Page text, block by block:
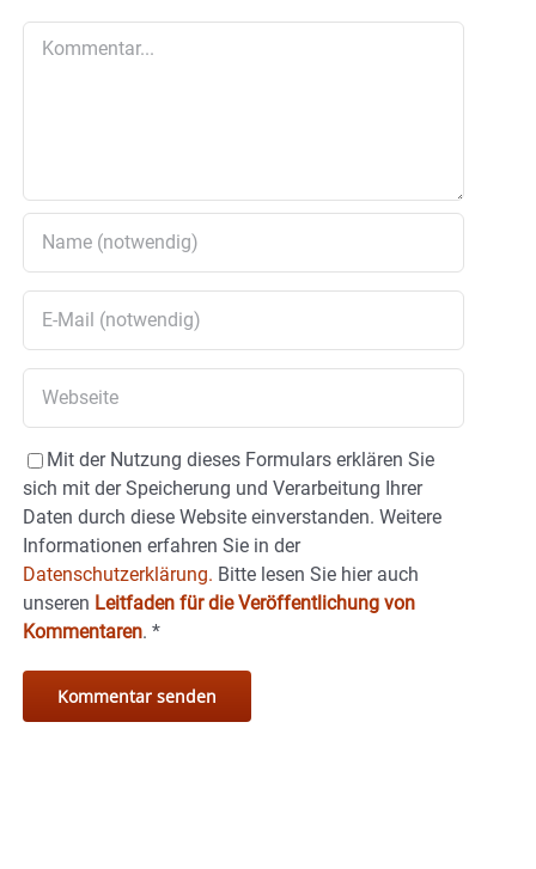
Mit der Nutzung dieses Formulars erklären Sie
sich mit der Speicherung und Verarbeitung Ihrer
Daten durch diese Website einverstanden. Weitere
Informationen erfahren Sie in der
Datenschutzerklärung. Bitte lesen Sie hier auch
unseren Leitfaden für die Veröffentlichung von
Kommentaren. *